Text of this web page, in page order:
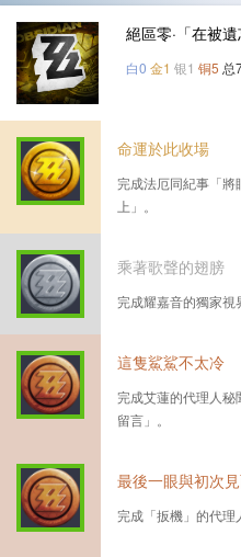
絕區零·「在被遺
白0 金1 银1 铜5 总
命運於此收場
完成法厄同紀事「
上」。
乘著歌聲的翅膀
完成耀嘉音的獨家視
這隻鯊鯊不太冷
完成艾蓮的代理人
留言」。
最後一眼與初次
完成「扳機」的代理